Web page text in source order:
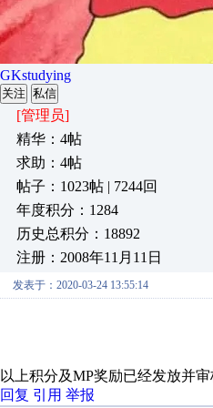
GKstudying
关注 私信
[管理员]
精华：4帖
求助：4帖
帖子：1023帖 | 7244回
年度积分：1284
历史总积分：18892
注册：2008年11月11日
发表于：2020-03-24 13:55:14
以上积分及MP奖励已经发放并
回复 引用 举报